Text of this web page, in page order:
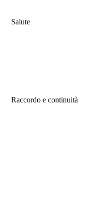
Salute
Raccordo e continuità